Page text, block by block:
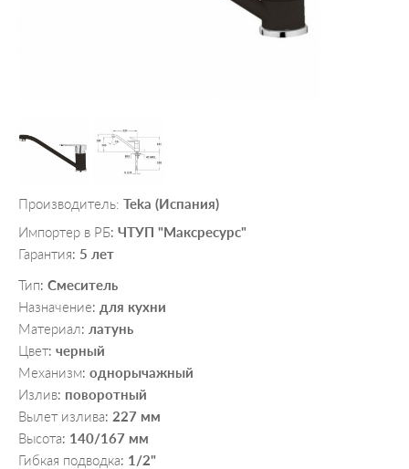
Производитель: Teka (Испания)
Импортер в РБ: ЧТУП "Максресурс"
Гарантия: 5 лет
Тип: Смеситель
Назначение: для кухни
Материал: латунь
Цвет: черный
Механизм: однорычажный
Излив: поворотный
Вылет излива: 227 мм
Высота: 140/167 мм
Гибкая подводка: 1/2"